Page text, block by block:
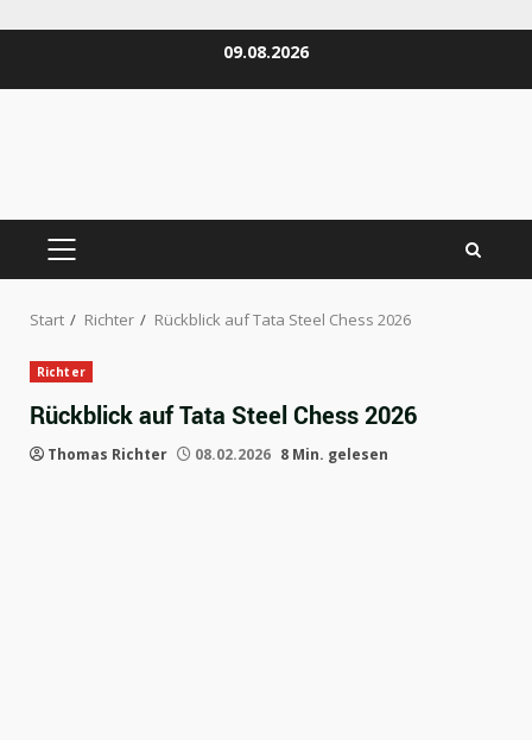
09.08.2026
PRIMÄRES
Start Richter Rückblick auf Tata Steel Chess 2026
Richter
Rückblick auf Tata Steel Chess 2026
Thomas Richter 08.02.2026 8 Min. gelesen